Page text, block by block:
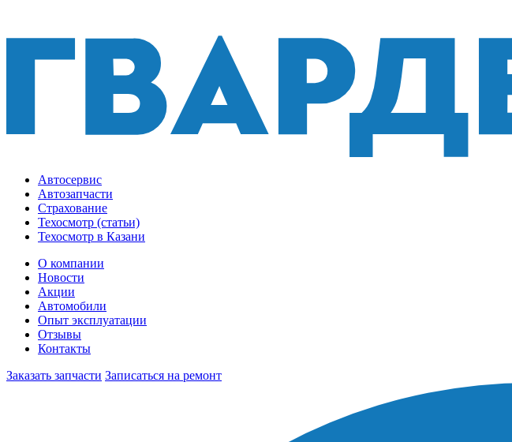
Автосервис
Автозапчасти
Страхование
Техосмотр (статьи)
Техосмотр в Казани
О компании
Новости
Акции
Автомобили
Опыт эксплуатации
Отзывы
Контакты
Заказать запчасти Записаться на ремонт